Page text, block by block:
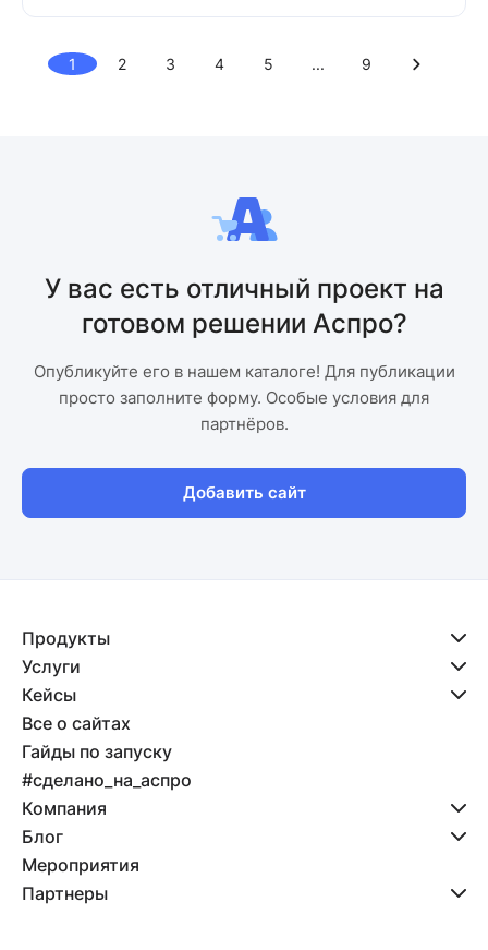
1 2 3 4 5 ... 9
У вас есть отличный проект на
готовом решении Аспро?
Опубликуйте его в нашем каталоге! Для публикации
просто заполните форму. Особые условия для
партнёров.
Добавить сайт
Продукты
Услуги
Кейсы
Все о сайтах
Гайды по запуску
#сделано_на_аспро
Компания
Блог
Мероприятия
Партнеры